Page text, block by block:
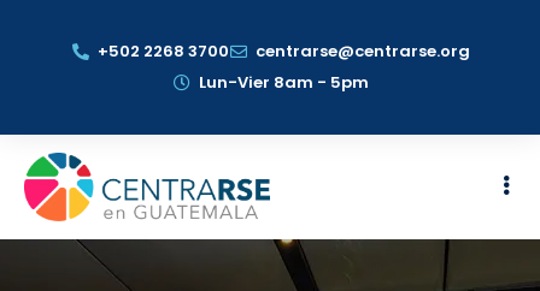
+502 2268 3700
centrarse@centrarse.org
Lun-Vier 8am - 5pm